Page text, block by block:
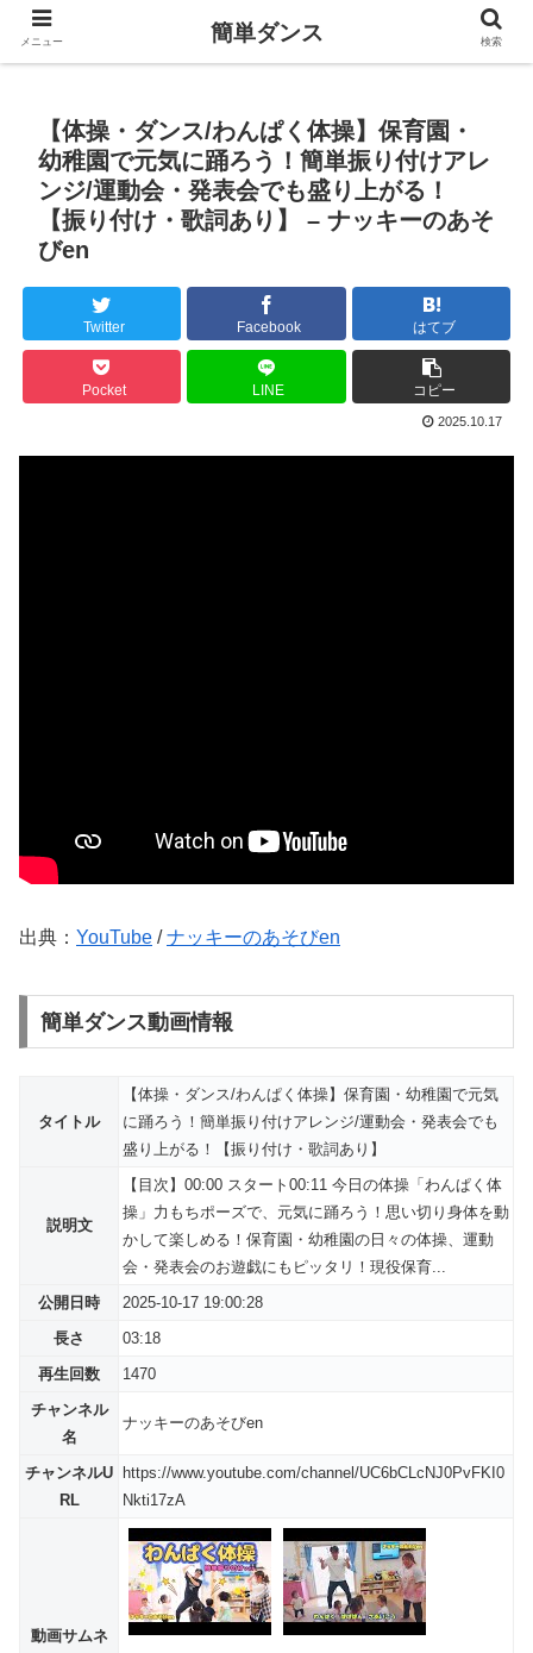
【体操・ダンス/わんぱく体操】保育園・
幼稚園で元気に踊ろう！簡単振り付けアレ
ンジ/運動会・発表会でも盛り上がる！
【振り付け・歌詞あり】 – ナッキーのあそ
びen
Twitter Facebook はてブ
Pocket LINE コピー
2025.10.17
出典： YouTube /ナッキーのあそびen
簡単ダンス動画情報
タイトル
【体操・ダンス/わんぱく体操】保育園・幼稚園で元気
に踊ろう！簡単振り付けアレンジ/運動会・発表会でも
盛り上がる！【振り付け・歌詞あり】
説明文
【目次】00:00 スタート00:11 今日の体操「わんぱく体
操」力もちポーズで、元気に踊ろう！思い切り身体を動
かして楽しめる！保育園・幼稚園の日々の体操、運動
会・発表会のお遊戯にもピッタリ！現役保育...
公開日時
2025-10-17 19:00:28
長さ
03:18
再生回数
1470
チャンネル
名
ナッキーのあそびen
チャンネルU
RL
https://www.youtube.com/channel/UC6bCLcNJ0PvFKI0
Nkti17zA
動画サムネ
メニュー 簡単ダンス 検索